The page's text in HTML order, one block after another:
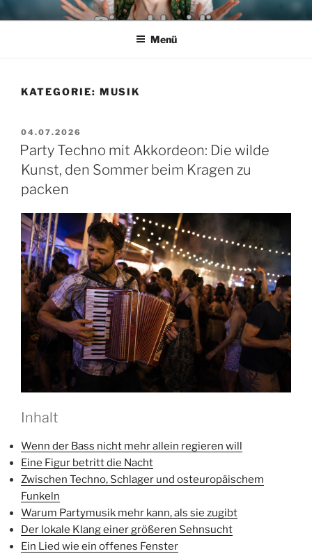
InhaltPIRSCHHEIDI – SCHLAGER
AUS POTSDAM – DIE FRANK
SHOW
Wir leben den Schlager
Menü
KATEGORIE: MUSIK
VERÖFFENTLICHT
AM
04.07.2026
Party Techno mit Akkordeon: Die wilde
Kunst, den Sommer beim Kragen zu
packen
Inhalt
Wenn der Bass nicht mehr allein regieren will
Eine Figur betritt die Nacht
Zwischen Techno, Schlager und osteuropäischem
Funkeln
Warum Partymusik mehr kann, als sie zugibt
Der lokale Klang einer größeren Sehnsucht
Ein Lied wie ein offenes Fenster